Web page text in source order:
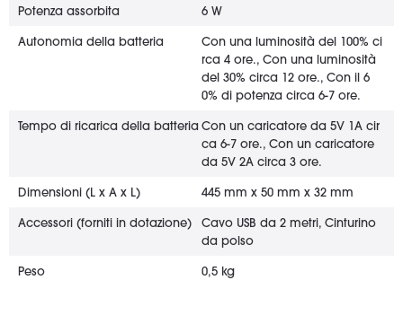
Potenza assorbita 6 W
Autonomia della batteria
Con una luminosità del 100% ci
rca 4 ore., Con una luminosità
del 30% circa 12 ore., Con il 6
0% di potenza circa 6-7 ore.
Tempo di ricarica della batteria Con un caricatore da 5V 1A cir
ca 6-7 ore., Con un caricatore
da 5V 2A circa 3 ore.
Dimensioni (L x A x L) 445 mm x 50 mm x 32 mm
Accessori (forniti in dotazione)
Cavo USB da 2 metri, Cinturino
da polso
Peso 0,5 kg